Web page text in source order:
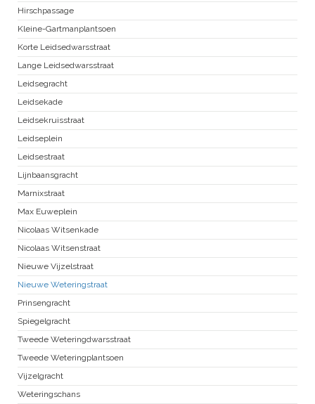
Hirschpassage
Kleine-Gartmanplantsoen
Korte Leidsedwarsstraat
Lange Leidsedwarsstraat
Leidsegracht
Leidsekade
Leidsekruisstraat
Leidseplein
Leidsestraat
Lijnbaansgracht
Marnixstraat
Max Euweplein
Nicolaas Witsenkade
Nicolaas Witsenstraat
Nieuwe Vijzelstraat
Nieuwe Weteringstraat
Prinsengracht
Spiegelgracht
Tweede Weteringdwarsstraat
Tweede Weteringplantsoen
Vijzelgracht
Weteringschans